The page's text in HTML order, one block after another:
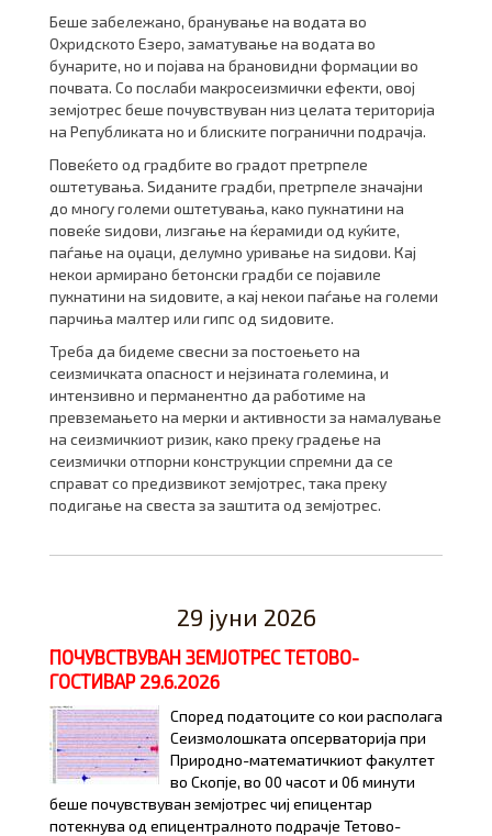
Беше забележано, бранување на водата во
Охридското Езеро, заматување на водата во
бунарите, но и појава на брановидни формации во
почвата. Со послаби макросеизмички ефекти, овој
земјотрес беше почувствуван низ целата територија
на Републиката но и блиските погранични подрачја.
Повеќето од градбите во градот претрпеле
оштетувања. Ѕиданите градби, претрпеле значајни
до многу големи оштетувања, како пукнатини на
повеќе ѕидови, лизгање на ќерамиди од куќите,
паѓање на оџаци, делумно уривање на ѕидови. Кај
некои армирано бетонски градби се појавиле
пукнатини на ѕидовите, а кај некои паѓање на големи
парчиња малтер или гипс од ѕидовите.
Треба да бидеме свесни за постоењето на
сеизмичката опасност и нејзината големина, и
интензивно и перманентно да работиме на
превземањето на мерки и активности за намалување
на сеизмичкиот ризик, како преку градење на
сеизмички отпорни конструкции спремни да се
справат со предизвикот земјотрес, така преку
подигање на свеста за заштита од земјотрес.
29 јуни 2026
ПОЧУВСТВУВАН ЗЕМЈОТРЕС ТЕТОВО-
ГОСТИВАР 29.6.2026
Според податоците со кои располага
Сеизмолошката опсерваторија при
Природно-математичкиот факултет
во Скопје, во 00 часот и 06 минути
беше почувствуван земјотрес чиј епицентар
потекнува од епицентралното подрачје Тетово-